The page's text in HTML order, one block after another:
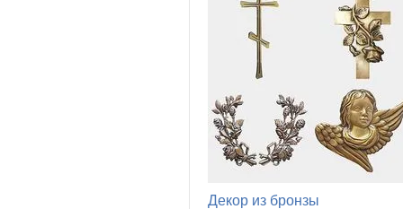
Декор из бронзы